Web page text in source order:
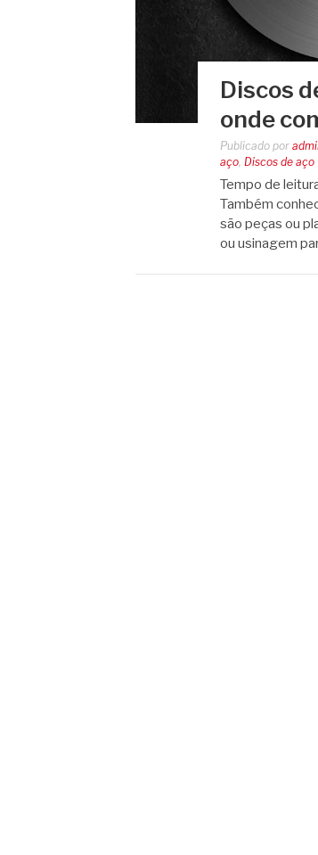
Discos
onde
Publicado por
aço, Discos de aço
Tempo de
Também
são peças ou
ou usinagem